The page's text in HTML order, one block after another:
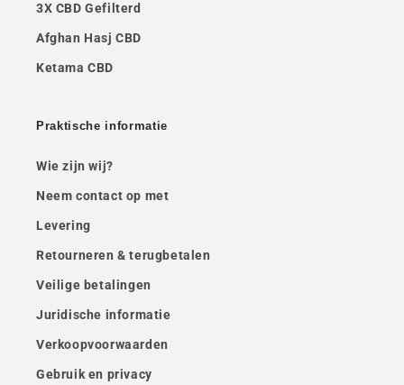
3X CBD Gefilterd
Afghan Hasj CBD
Ketama CBD
Praktische informatie
Wie zijn wij?
Neem contact op met
Levering
Retourneren & terugbetalen
Veilige betalingen
Juridische informatie
Verkoopvoorwaarden
Gebruik en privacy